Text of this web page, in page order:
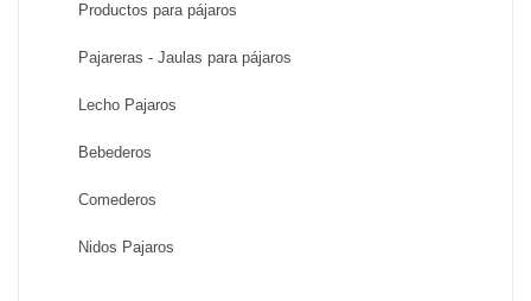
Productos para pájaros
Pajareras - Jaulas para pájaros
Lecho Pajaros
Bebederos
Comederos
Nidos Pajaros